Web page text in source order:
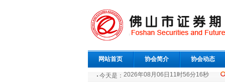
网站首页 协会简介 协会动态
今天是： 2026年08月06日11时56分16秒